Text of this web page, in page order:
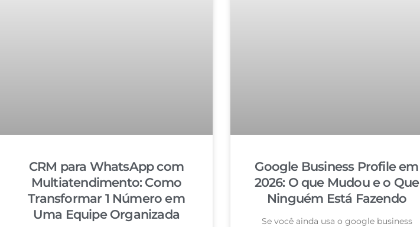
CRM para WhatsApp com
Multiatendimento: Como
Transformar 1 Número em
Uma Equipe Organizada
Google Business Profile em
2026: O que Mudou e o Que
Ninguém Está Fazendo
Se você ainda usa o google business